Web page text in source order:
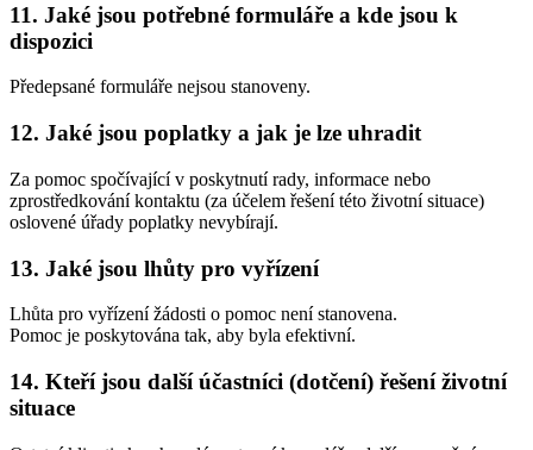
11. Jaké jsou potřebné formuláře a kde jsou k
dispozici
Předepsané formuláře nejsou stanoveny.
12. Jaké jsou poplatky a jak je lze uhradit
Za pomoc spočívající v poskytnutí rady, informace nebo
zprostředkování kontaktu (za účelem řešení této životní situace)
oslovené úřady poplatky nevybírají.
13. Jaké jsou lhůty pro vyřízení
Lhůta pro vyřízení žádosti o pomoc není stanovena.
Pomoc je poskytována tak, aby byla efektivní.
14. Kteří jsou další účastníci (dotčení) řešení životní
situace